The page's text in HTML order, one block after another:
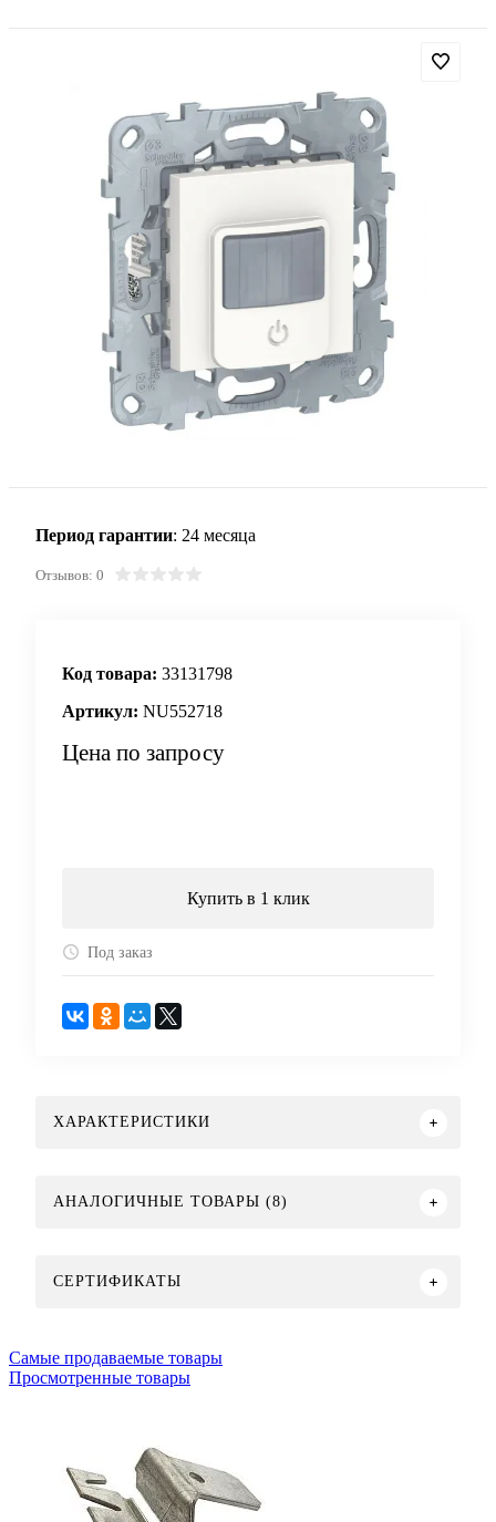
Период гарантии: 24 месяца
Отзывов: 0
Код товара: 33131798
Артикул: NU552718
Цена по запросу
Купить в 1 клик
Под заказ
ХАРАКТЕРИСТИКИ
АНАЛОГИЧНЫЕ ТОВАРЫ (8)
СЕРТИФИКАТЫ
Самые продаваемые товары
Просмотренные товары